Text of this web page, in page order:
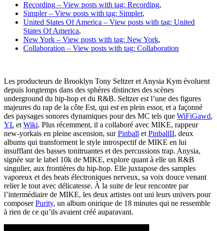
Recording – View posts with tag: Recording,
Simpler– View posts with tag: Simpler,
United States Of America – View posts with tag: United
States Of America,
New York – View posts with tag: New York,
Collaboration – View posts with tag: Collaboration
Les producteurs de Brooklyn Tony Seltzer et Anysia Kym évoluent
depuis longtemps dans des sphères distinctes des scènes
underground du hip-hop et du R&B. Seltzer est l’une des figures
majeures du rap de la côte Est, qui est en plein essor, et a façonné
des paysages sonores dynamiques pour des MC tels que WiFiGawd,
YL etWiki. Plus récemment, il a collaboré avec MIKE, rappeur
new-yorkais en pleine ascension, surPinball etPinballII, deux
albums qui transforment le style introspectif de MIKE en lui
insufflant des basses tonitruantes et des percussions trap. Anysia,
signée sur le label 10k de MIKE, explore quant à elle un R&B
singulier, aux frontières du hip-hop. Elle juxtapose des samples
vaporeux et des beats électroniques nerveux, sa voix douce venant
relier le tout avec délicatesse. À la suite de leur rencontre par
l’intermédiaire de MIKE, les deux artistes ont uni leurs univers pour
composerPurity, un album onirique de 18 minutes qui ne ressemble
à rien de ce qu’ils avaient créé auparavant.